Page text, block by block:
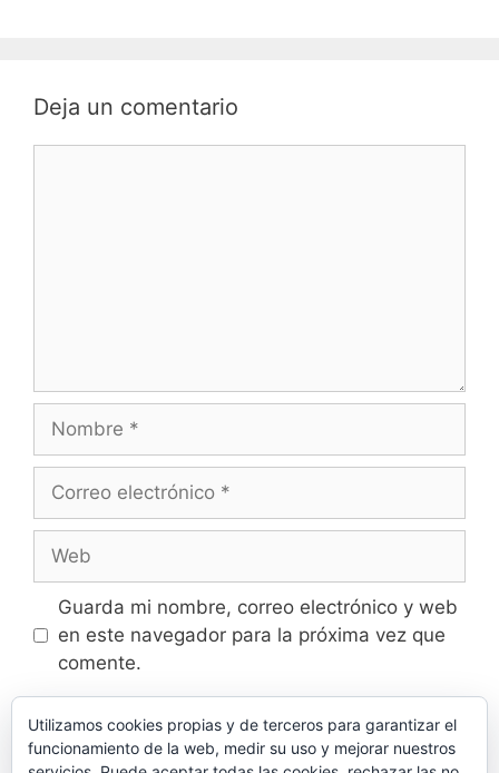
Deja un comentario
electrónico
Guarda mi nombre, correo electrónico y web
en este navegador para la próxima vez que
comente.
Utilizamos cookies propias y de terceros para garantizar el
funcionamiento de la web, medir su uso y mejorar nuestros